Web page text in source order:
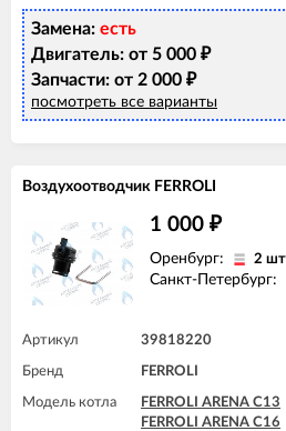
FERROLI DIVAtop ST
FERROLI
FERROLI
FERROLI
FERROLI
FERROLI DOMINA
FERROLI DOMINA
FERROLI DOMINA
FERROLI DOMINA
FERROLI
FERROLI
FERROLI DOMIproject
FERROLI DOMItech
Замена: есть
Двигатель: от 5 000 ₽
Запчасти: от 2 000 ₽
посмотреть все варианты
Воздухоотводчик FERROLI
1 000 ₽
Оренбург: 2 шт
Санкт-Петербург:
Артикул 39818220
Бренд FERROLI
Модель котла
FERROLI ARENA C13
FERROLI ARENA C16